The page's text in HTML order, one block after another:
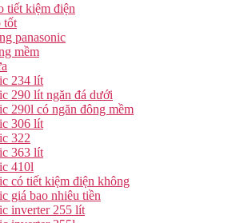
tiết kiệm điện
tốt
panasonic
mềm
234 lít
290 lít ngăn đá dưới
290l có ngăn đông mềm
306 lít
322
363 lít
410l
có tiết kiệm điện không
giá bao nhiêu tiền
inverter 255 lít